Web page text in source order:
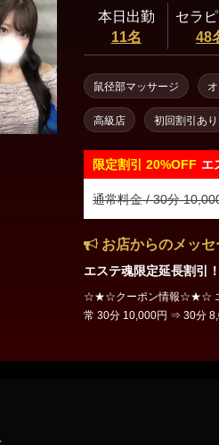
本日出勤
11名
セラ
48
鼠径部マッサージ
高級店 初回割引あり
限定割引 20%OFF エ
通常料金 / 30分
お店からのメッセ
エステ魂限定延長割引！
☆★☆クーポン情報☆★☆ エステ魂限定延長割引！ 【延長30分】 通
常 30分 10,000円 ⇒ 30分 8,000円 ( 20％